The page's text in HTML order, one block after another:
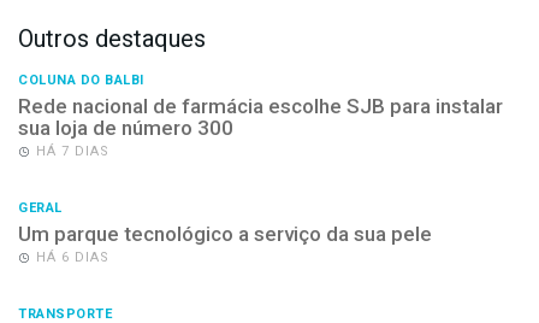
Outros destaques
COLUNA DO BALBI
Rede nacional de farmácia escolhe SJB para instalar
sua loja de número 300
HÁ 7 DIAS
GERAL
Um parque tecnológico a serviço da sua pele
HÁ 6 DIAS
TRANSPORTE